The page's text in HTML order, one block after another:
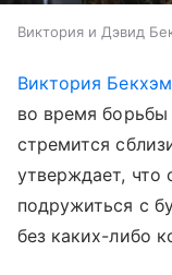
Виктория и Дэвид
Виктория Бекхэм
во время борьбы
стремится
утверждает, что
подружиться с
без каких-либо